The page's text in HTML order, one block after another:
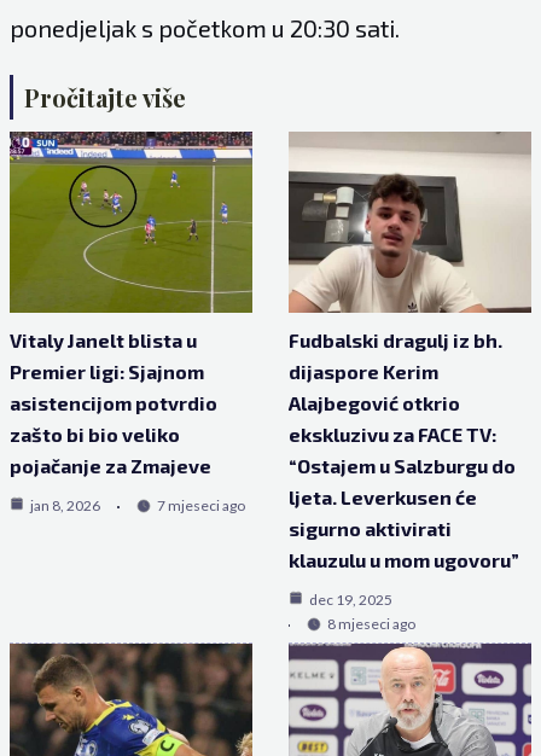
ponedjeljak s početkom u 20:30 sati.
Pročitajte više
Vitaly Janelt blista u
Premier ligi: Sjajnom
asistencijom potvrdio
zašto bi bio veliko
pojačanje za Zmajeve
jan 8, 2026 7 mjeseci ago
Fudbalski dragulj iz bh.
dijaspore Kerim
Alajbegović otkrio
ekskluzivu za FACE TV:
“Ostajem u Salzburgu do
ljeta. Leverkusen će
sigurno aktivirati
klauzulu u mom ugovoru”
dec 19, 2025
8 mjeseci ago